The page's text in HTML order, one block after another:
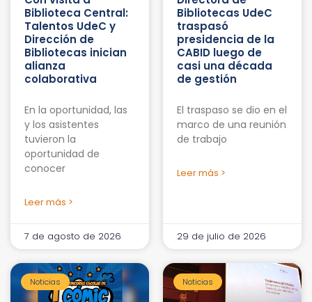
Biblioteca Central:
Talentos UdeC y
Dirección de
Bibliotecas inician
alianza
colaborativa
En la oportunidad, las
y los asistentes
tuvieron la
oportunidad de
conocer
Leer más >
7 de agosto de 2026
Bibliotecas UdeC
traspasó
presidencia de la
CABID luego de
casi una década
de gestión
El traspaso se dio en el
marco de una reunión
de trabajo
Leer más >
29 de julio de 2026
Noticias Noticias